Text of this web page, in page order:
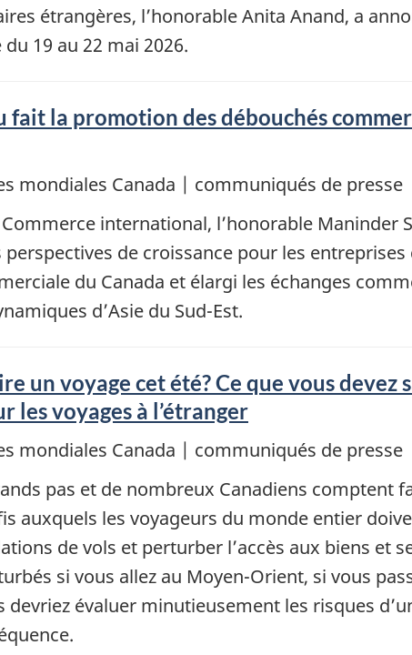
étrangères, l’honorable Anita Anand, a
19 au 22 mai 2026.
fait la promotion des débouchés
mondiales Canada | communiqués de presse
international, l’honorable Maninder
de croissance pour les
du Canada et élargi les échanges
d’Asie du Sud-Est.
un voyage cet été? Ce que vous
les voyages à l’étranger
mondiales Canada | communiqués de presse
pas et de nombreux Canadiens comptent
auxquels les voyageurs du monde entier
de vols et perturber l’accès aux biens et
si vous allez au Moyen-Orient, si vous
devriez évaluer minutieusement les risques